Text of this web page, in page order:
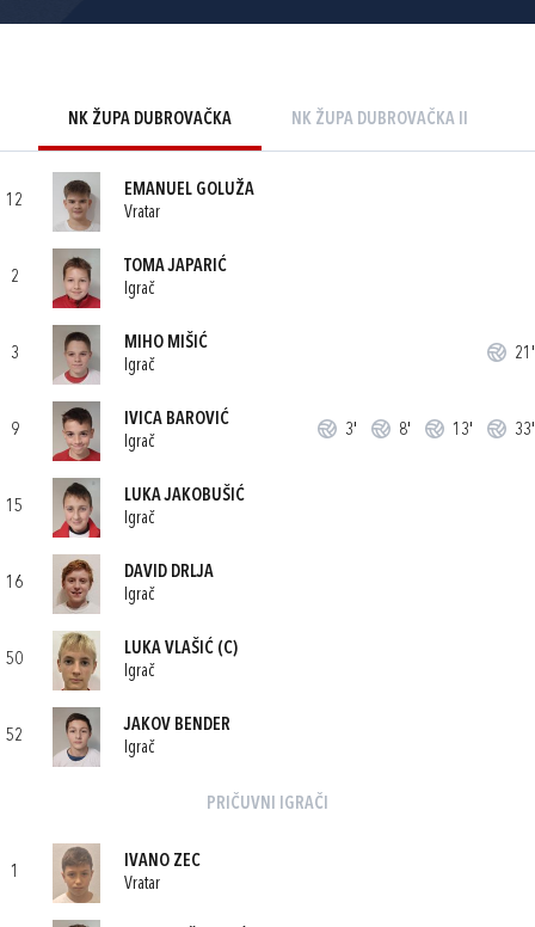
NK ŽUPA DUBROVAČKA NK ŽUPA DUBROVAČKA II
12
EMANUEL GOLUŽA
Vratar
2
TOMA JAPARIĆ
Igrač
3
MIHO MIŠIĆ
Igrač
21'
9
IVICA BAROVIĆ
Igrač
3' 8' 13' 33'
15
LUKA JAKOBUŠIĆ
Igrač
16
DAVID DRLJA
Igrač
50
LUKA VLAŠIĆ (C)
Igrač
52
JAKOV BENDER
Igrač
PRIČUVNI IGRAČI
1
IVANO ZEC
Vratar